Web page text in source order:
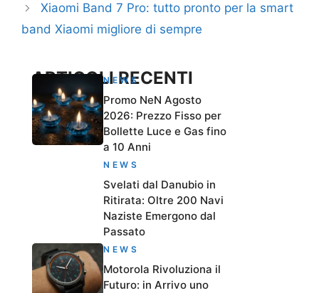
Xiaomi Band 7 Pro: tutto pronto per la smart
band Xiaomi migliore di sempre
ARTICOLI RECENTI
NEWS
Promo NeN Agosto
2026: Prezzo Fisso per
Bollette Luce e Gas fino
a 10 Anni
NEWS
Svelati dal Danubio in
Ritirata: Oltre 200 Navi
Naziste Emergono dal
Passato
NEWS
Motorola Rivoluziona il
Futuro: in Arrivo uno